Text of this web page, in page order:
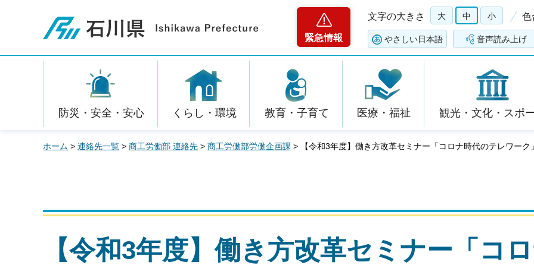
石川県
緊急情報
文字の大きさ 大 中 小 色
やさしい日本語 音声読み上げ
防災・安全・安心 くらし・環境 教育・子育て 医療・福祉 観光・文化・スポ
ホーム > 連絡先一覧 > 商工労働部 連絡先 > 商工労働部労働企画課 > 【令和3年度】働き方改革セミナー「コロナ時代のテレワーク
【令和3年度】働き方改革セミナー「コ